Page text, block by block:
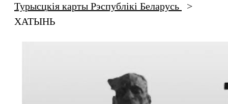
Турысцкія карты Рэспублікі Беларусь
>
ХАТЫНЬ